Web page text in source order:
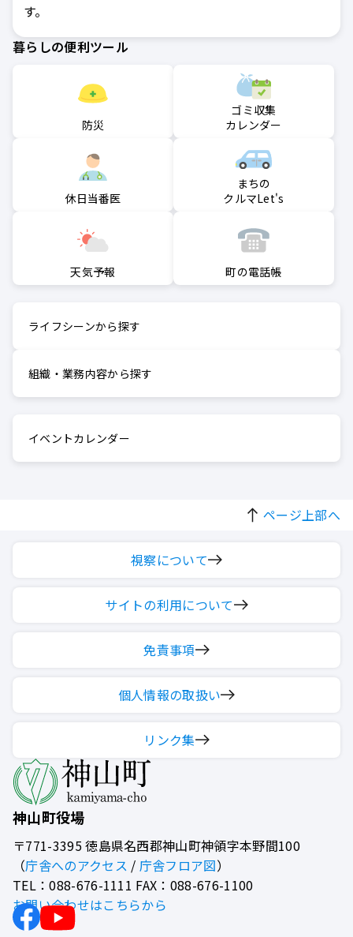
す。
暮らしの便利ツール
防災
ゴミ収集
カレンダー
休日当番医
まちの
クルマLet's
天気予報 町の電話帳
ライフシーンから探す
組織・業務内容から探す
イベントカレンダー
ページ上部へ
神山町役場
〒771-3395徳島県名西郡神山町神領字本野間100
（庁舎へのアクセス / 庁舎フロア図）
TEL：088-676-1111 FAX：088-676-1100
お問い合わせはこちらから
視察について
サイトの利用について
免責事項
個人情報の取扱い
リンク集